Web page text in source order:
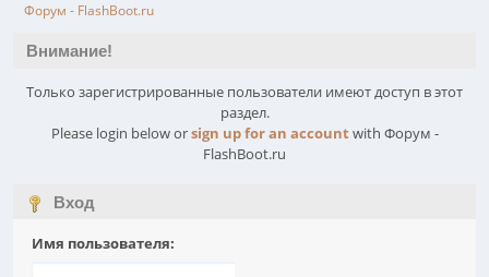
Форум - FlashBoot.ru
Внимание!
Только зарегистрированные пользователи имеют доступ в этот
раздел.
Please login below orsign up for an accountwith Форум -
FlashBoot.ru
Вход
Имя пользователя: